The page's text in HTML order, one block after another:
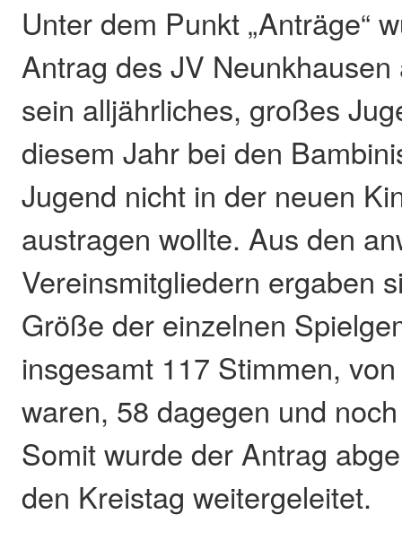
Unter dem Punkt „Anträge“
Antrag des JV
sein alljährliches, großes
diesem Jahr bei den
Jugend nicht in der neuen
austragen wollte. Aus den
Vereinsmitgliedern ergaben
Größe der einzelnen
insgesamt 117 Stimmen,
waren, 58 dagegen und
Somit wurde der Antrag
den Kreistag weitergeleitet.